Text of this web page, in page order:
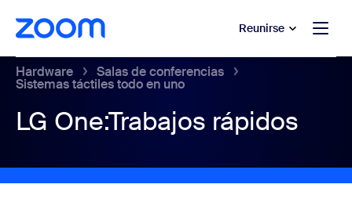
contenido principal
al chat de ayuda Reunirse
Hardware Salas de conferencias
Sistemas táctiles todo en uno
LG One:Trabajos rápidos